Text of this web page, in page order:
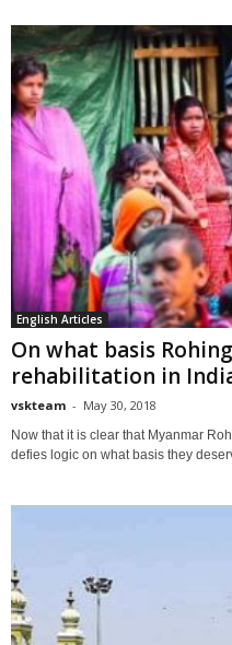
English Articles
On what basis
rehabilitation in
vskteam - May 30, 2018
Now that it is clear that Myanmar
defies logic on what basis they